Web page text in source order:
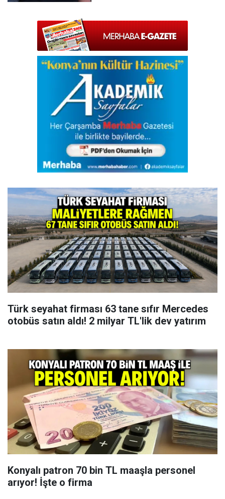
Türk seyahat firması 63 tane sıfır Mercedes
otobüs satın aldı! 2 milyar TL'lik dev yatırım
Konyalı patron 70 bin TL maaşla personel
arıyor! İşte o firma